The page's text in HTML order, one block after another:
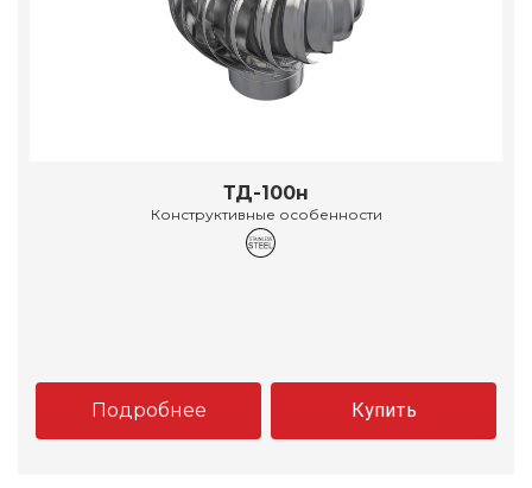
ТД-100н
Конструктивные особенности
Подробнее Купить